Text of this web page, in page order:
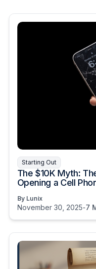
Starting Out
The $10K Myth:
Opening a Cell
By Lunix
November 30, 2025-7